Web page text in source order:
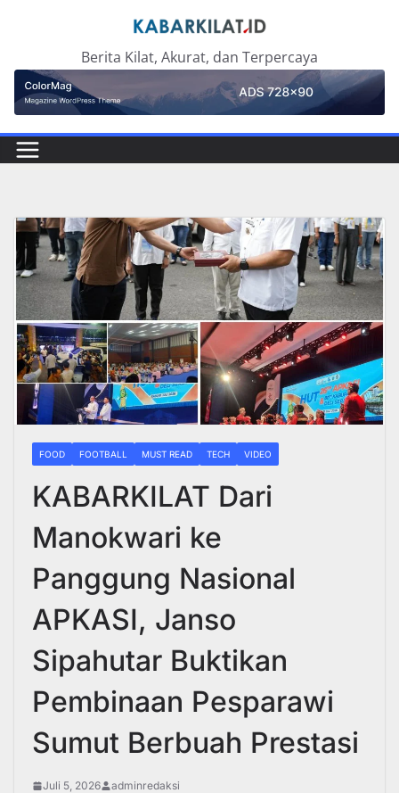
Berita Kilat, Akurat, dan Terpercaya
FOOD FOOTBALL MUST READ TECH VIDEO
KABARKILAT Dari
Manokwari ke
Panggung Nasional
APKASI, Janso
Sipahutar Buktikan
Pembinaan Pesparawi
Sumut Berbuah Prestasi
Juli 5, 2026 adminredaksi